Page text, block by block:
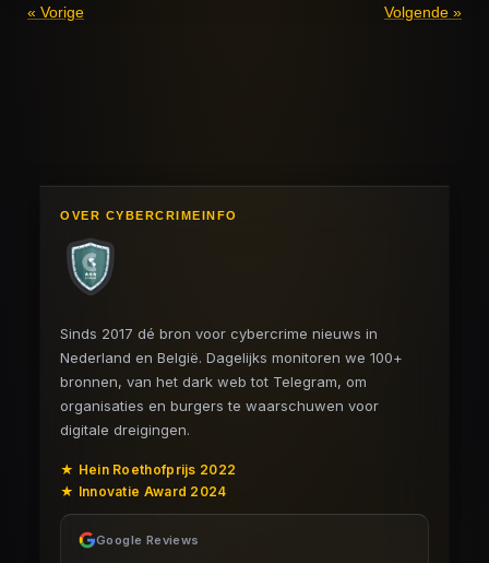
« Vorige Volgende »
OVER CYBERCRIMEINFO
Sinds 2017 dé bron voor cybercrime nieuws in
Nederland en België. Dagelijks monitoren we 100+
bronnen, van het dark web tot Telegram, om
organisaties en burgers te waarschuwen voor
digitale dreigingen.
★ Hein Roethofprijs 2022
★ Innovatie Award 2024
Google Reviews